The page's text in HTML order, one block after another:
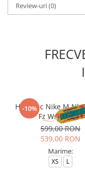
Review-uri(0)
-10%
Hanorac Nike M Nk
Fz Wr Hoodie
599,00 RON
539,00 RON
Marime:
XS L